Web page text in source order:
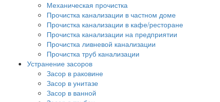
Механическая прочистка
Прочистка канализации в частном доме
Прочистка канализации в кафе/ресторане
Прочистка канализации на предприятии
Прочистка ливневой канализации
Прочистка труб канализации
Устранение засоров
Засор в раковине
Засор в унитазе
Засор в ванной